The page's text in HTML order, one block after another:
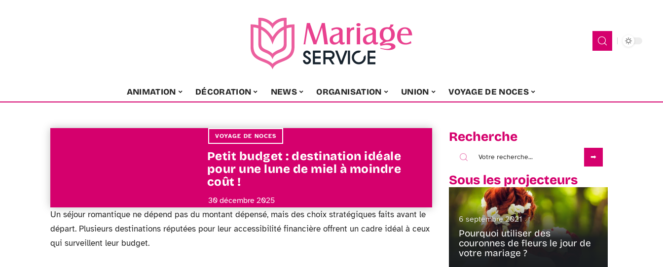
ANIMATION DÉCORATION NEWS ORGANISATION UNION VOYAGE DE NOCES
VOYAGE DE NOCES
Petit budget : destination idéale
pour une lune de miel à moindre
coût !
30 décembre 2025
Un séjour romantique ne dépend pas du montant dépensé, mais des choix stratégiques faits avant le
départ. Plusieurs destinations réputées pour leur accessibilité financière offrent un cadre idéal à ceux
qui surveillent leur budget.
Recherche
Sous les projecteurs
6 septembre 2021
Pourquoi utiliser des
couronnes de fleurs le jour de
votre mariage ?